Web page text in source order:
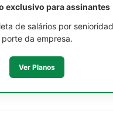
exclusivo para assinantes
de salários por
porte da empresa.
Ver Planos